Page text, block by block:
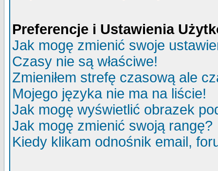
Preferencje i Ustawienia
Jak mogę zmienić swoje
Czasy nie są właściwe!
Zmieniłem strefę czasową ale
Mojego języka nie ma na liście!
Jak mogę wyświetlić obrazek
Jak mogę zmienić swoją rangę?
Kiedy klikam odnośnik email,